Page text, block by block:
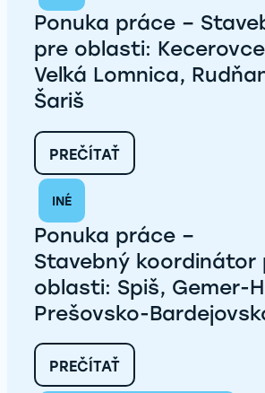
LENARTOVE:
PRIPRAVUJEME
POZEMKY
PRE
ĎALŠÍCH
Ponuka práce –
pre oblasti:
Veľká Lomnica,
Šariš
PREČÍTAŤ:
PONUKA
STAVEBNÝ UČITEĽ
PRE
OBLASTI:
KECEROVCE,
ČIČAVA,
VEĽKÁ
LOMNICA,
RUDŇANY,
VEĽKÝ
ŠARIŠ
INÉ
Ponuka práce –
Stavebný koordinátor
oblasti: Spiš, Gemer-
Prešovsko-
PREČÍTAŤ:
PONUKA